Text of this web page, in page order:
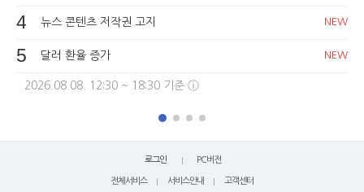
4 뉴스 콘텐츠 저작권 고지 NEW
5 달러 환율 증가 NEW
2026.08.08. 12:30 ~ 18:30 기준 ⓘ
로그인 PC버전
전체서비스 서비스안내 고객센터